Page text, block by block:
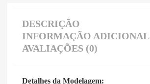
DESCRIÇÃO
INFORMAÇÃO ADICIONAL
AVALIAÇÕES (0)
Detalhes da Modelagem: